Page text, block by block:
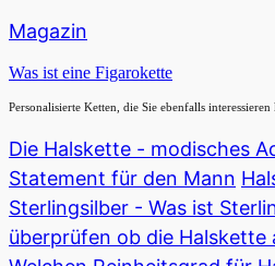
Magazin
Was ist eine Figarokette
Personalisierte Ketten, die Sie ebenfalls
Die Halskette - modisches
Statement für den Mann
Sterlingsilber - Was ist
überprüfen ob die Halskette